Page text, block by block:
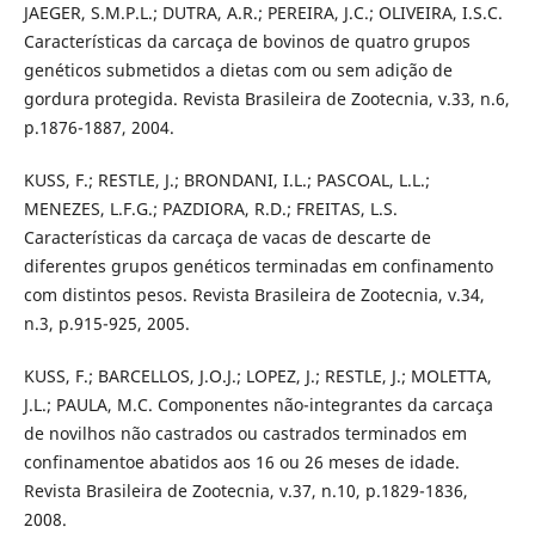
JAEGER, S.M.P.L.; DUTRA, A.R.; PEREIRA, J.C.; OLIVEIRA, I.S.C.
Características da carcaça de bovinos de quatro grupos
genéticos submetidos a dietas com ou sem adição de
gordura protegida. Revista Brasileira de Zootecnia, v.33, n.6,
p.1876-1887, 2004.
KUSS, F.; RESTLE, J.; BRONDANI, I.L.; PASCOAL, L.L.;
MENEZES, L.F.G.; PAZDIORA, R.D.; FREITAS, L.S.
Características da carcaça de vacas de descarte de
diferentes grupos genéticos terminadas em confinamento
com distintos pesos. Revista Brasileira de Zootecnia, v.34,
n.3, p.915-925, 2005.
KUSS, F.; BARCELLOS, J.O.J.; LOPEZ, J.; RESTLE, J.; MOLETTA,
J.L.; PAULA, M.C. Componentes não-integrantes da carcaça
de novilhos não castrados ou castrados terminados em
confinamentoe abatidos aos 16 ou 26 meses de idade.
Revista Brasileira de Zootecnia, v.37, n.10, p.1829-1836,
2008.